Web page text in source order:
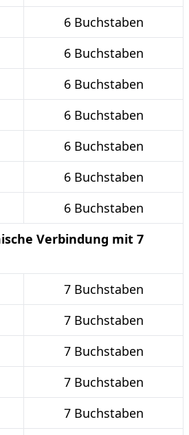
6 Buchstaben
6 Buchstaben
6 Buchstaben
6 Buchstaben
6 Buchstaben
6 Buchstaben
6 Buchstaben
Verbindung mit 7
7 Buchstaben
7 Buchstaben
7 Buchstaben
7 Buchstaben
7 Buchstaben